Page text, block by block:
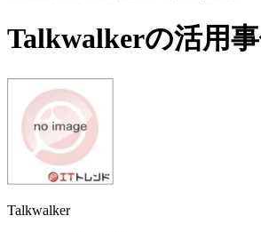
Talkwalkerの活用
Talkwalker